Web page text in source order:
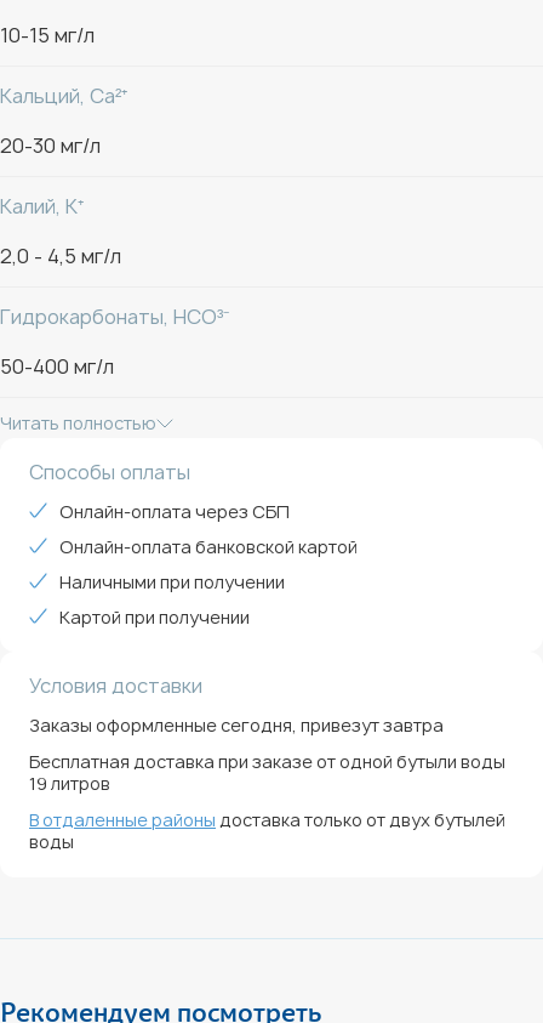
10-15 мг/л
Кальций, Ca²⁺
20-30 мг/л
Калий, K⁺
2,0 - 4,5 мг/л
Гидрокарбонаты, HCO³⁻
50-400 мг/л
Читать полностью
Способы оплаты
Онлайн-оплата через СБП
Онлайн-оплата банковской картой
Наличными при получении
Картой при получении
Условия доставки
Заказы оформленные сегодня, привезут завтра
Бесплатная доставка при заказе от одной бутыли воды
19 литров
В отдаленные районы доставка только от двух бутылей
воды
Рекомендуем посмотреть